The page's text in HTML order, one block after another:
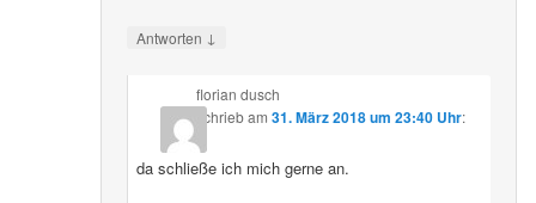
Antworten ↓
florian dusch
schriebam 31. März 2018 um 23:40 Uhr:
da schließe ich mich gerne an.